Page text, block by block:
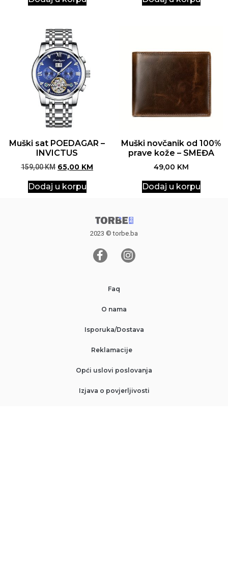
Muški sat POEDAGAR –
INVICTUS
159,00KM 65,00 KM
Dodaj u korpu
Muški novčanik od 100%
prave kože – SMEĐA
49,00 KM
Dodaj u korpu
2023 © torbe.ba
Faq
O nama
Isporuka/Dostava
Reklamacije
Opći uslovi poslovanja
Izjava o povjerljivosti